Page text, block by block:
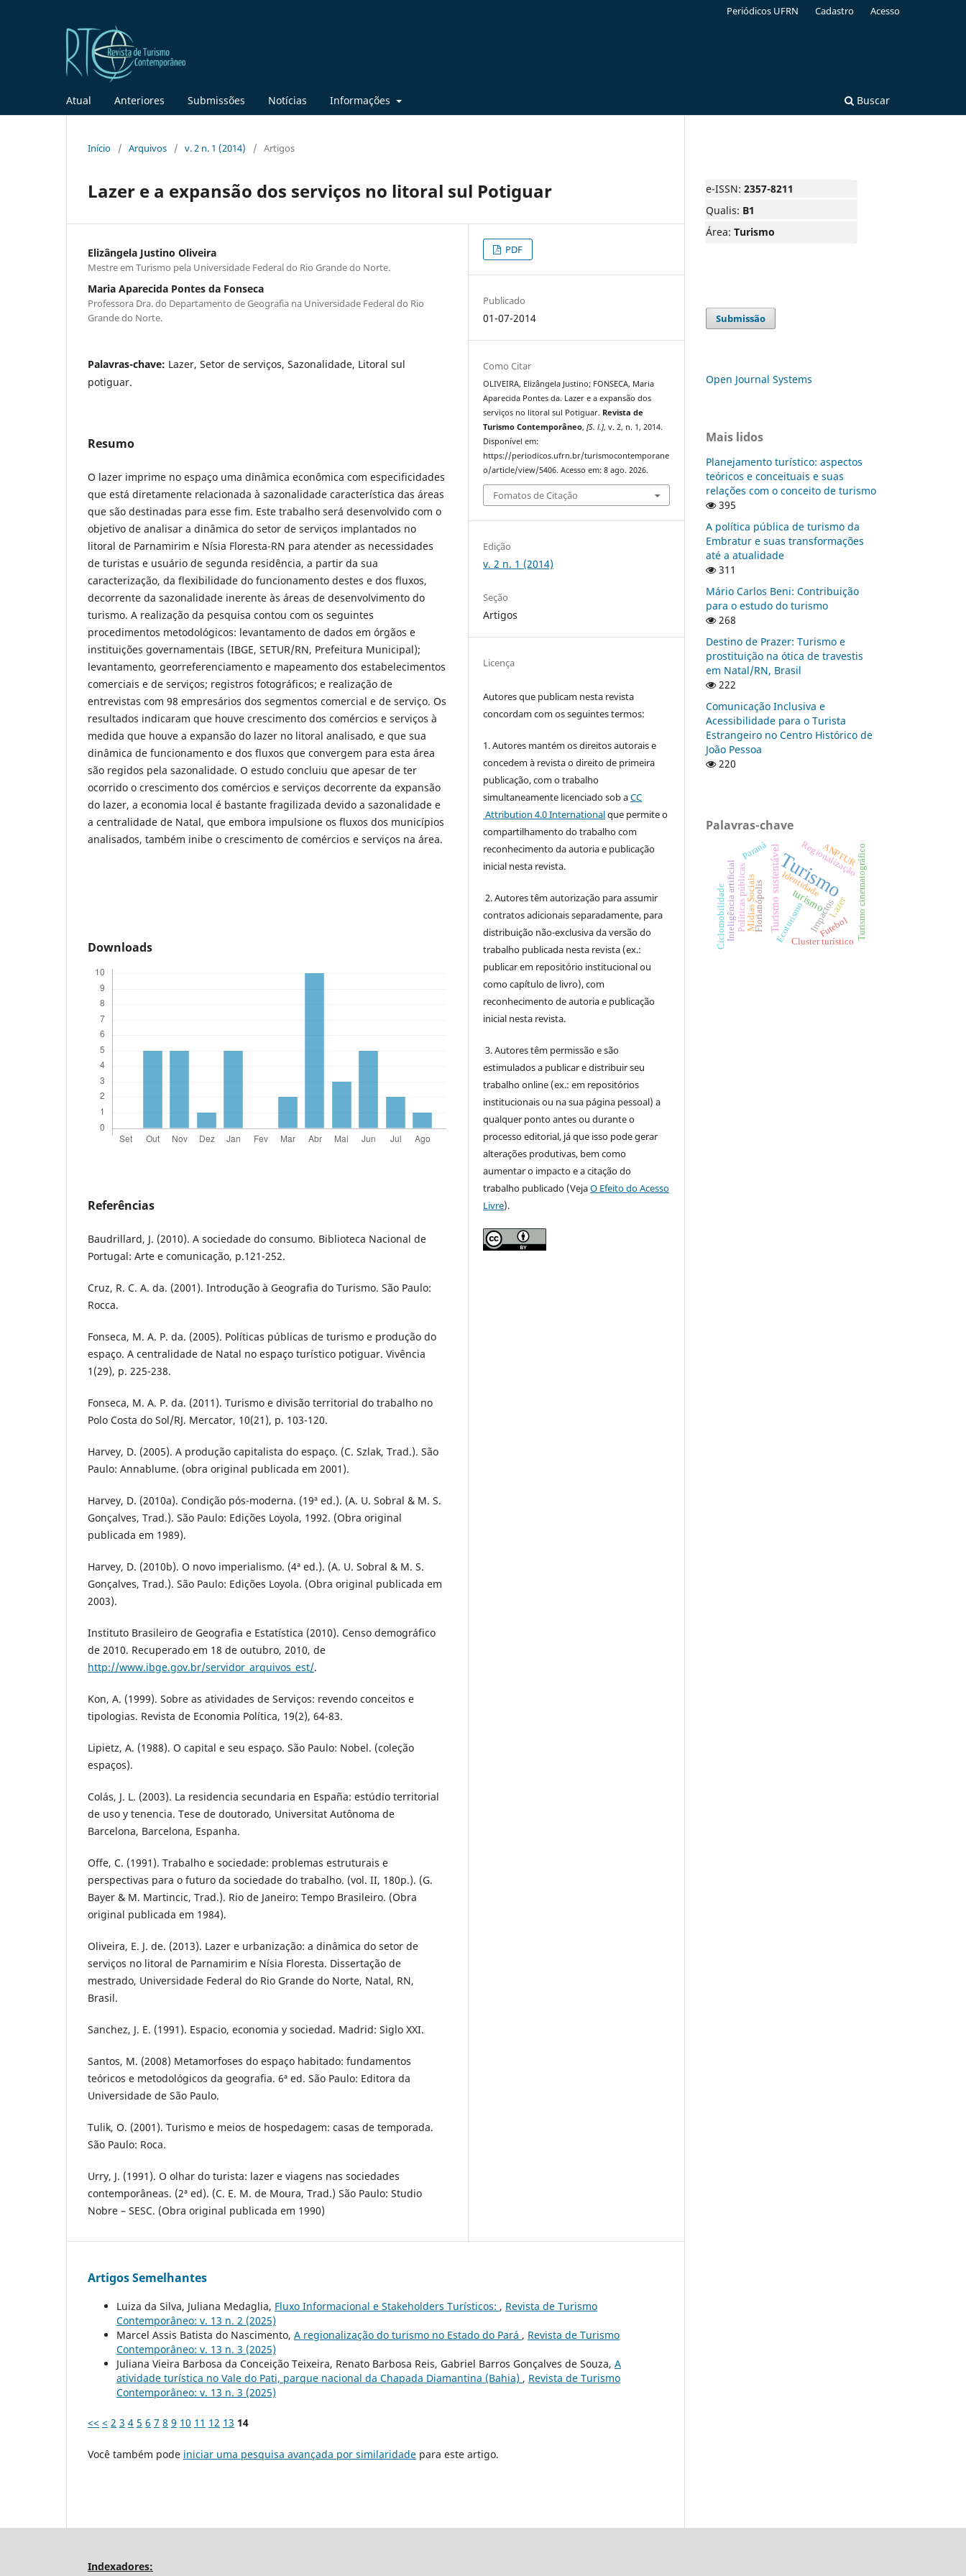
Atual Anteriores Submissões Notícias Informações Buscar
Periódicos UFRN Cadastro Acesso
Início / Arquivos / v. 2 n. 1 (2014) / Artigos
Lazer e a expansão dos serviços no litoral sul Potiguar
Elizângela Justino Oliveira
Mestre em Turismo pela Universidade Federal do Rio Grande do Norte.
Maria Aparecida Pontes da Fonseca
Professora Dra. do Departamento de Geografia na Universidade Federal do Rio
Grande do Norte.
Palavras-chave: Lazer, Setor de serviços, Sazonalidade, Litoral sul
potiguar.
Resumo
O lazer imprime no espaço uma dinâmica econômica com especificidades
que está diretamente relacionada à sazonalidade característica das áreas
que são destinadas para esse fim. Este trabalho será desenvolvido com o
objetivo de analisar a dinâmica do setor de serviços implantados no
litoral de Parnamirim e Nísia Floresta-RN para atender as necessidades
de turistas e usuário de segunda residência, a partir da sua
caracterização, da flexibilidade do funcionamento destes e dos fluxos,
decorrente da sazonalidade inerente às áreas de desenvolvimento do
turismo. A realização da pesquisa contou com os seguintes
procedimentos metodológicos: levantamento de dados em órgãos e
instituições governamentais (IBGE, SETUR/RN, Prefeitura Municipal);
levantamento, georreferenciamento e mapeamento dos estabelecimentos
comerciais e de serviços; registros fotográficos; e realização de
entrevistas com 98 empresários dos segmentos comercial e de serviço. Os
resultados indicaram que houve crescimento dos comércios e serviços à
medida que houve a expansão do lazer no litoral analisado, e que sua
dinâmica de funcionamento e dos fluxos que convergem para esta área
são regidos pela sazonalidade. O estudo concluiu que apesar de ter
ocorrido o crescimento dos comércios e serviços decorrente da expansão
do lazer, a economia local é bastante fragilizada devido a sazonalidade e
a centralidade de Natal, que embora impulsione os fluxos dos municípios
analisados, também inibe o crescimento de comércios e serviços na área.
Downloads
Referências
Baudrillard, J. (2010). A sociedade do consumo. Biblioteca Nacional de
Portugal: Arte e comunicação, p.121-252.
Cruz, R. C. A. da. (2001). Introdução à Geografia do Turismo. São Paulo:
Rocca.
Fonseca, M. A. P. da. (2005). Políticas públicas de turismo e produção do
espaço. A centralidade de Natal no espaço turístico potiguar. Vivência
1(29), p. 225-238.
Fonseca, M. A. P. da. (2011). Turismo e divisão territorial do trabalho no
Polo Costa do Sol/RJ. Mercator, 10(21), p. 103-120.
Harvey, D. (2005). A produção capitalista do espaço. (C. Szlak, Trad.). São
Paulo: Annablume. (obra original publicada em 2001).
Harvey, D. (2010a). Condição pós-moderna. (19ª ed.). (A. U. Sobral & M. S.
Gonçalves, Trad.). São Paulo: Edições Loyola, 1992. (Obra original
publicada em 1989).
Harvey, D. (2010b). O novo imperialismo. (4ª ed.). (A. U. Sobral & M. S.
Gonçalves, Trad.). São Paulo: Edições Loyola. (Obra original publicada em
2003).
Instituto Brasileiro de Geografia e Estatística (2010). Censo demográfico
de 2010. Recuperado em 18 de outubro, 2010, de
http://www.ibge.gov.br/servidor_arquivos_est/.
Kon, A. (1999). Sobre as atividades de Serviços: revendo conceitos e
tipologias. Revista de Economia Política, 19(2), 64-83.
Lipietz, A. (1988). O capital e seu espaço. São Paulo: Nobel. (coleção
espaços).
Colás, J. L. (2003). La residencia secundaria en España: estúdio territorial
de uso y tenencia. Tese de doutorado, Universitat Autônoma de
Barcelona, Barcelona, Espanha.
Offe, C. (1991). Trabalho e sociedade: problemas estruturais e
perspectivas para o futuro da sociedade do trabalho. (vol. II, 180p.). (G.
Bayer & M. Martincic, Trad.). Rio de Janeiro: Tempo Brasileiro. (Obra
original publicada em 1984).
Oliveira, E. J. de. (2013). Lazer e urbanização: a dinâmica do setor de
serviços no litoral de Parnamirim e Nísia Floresta. Dissertação de
mestrado, Universidade Federal do Rio Grande do Norte, Natal, RN,
Brasil.
Sanchez, J. E. (1991). Espacio, economia y sociedad. Madrid: Siglo XXI.
Santos, M. (2008) Metamorfoses do espaço habitado: fundamentos
teóricos e metodológicos da geografia. 6ª ed. São Paulo: Editora da
Universidade de São Paulo.
Tulik, O. (2001). Turismo e meios de hospedagem: casas de temporada.
São Paulo: Roca.
Urry, J. (1991). O olhar do turista: lazer e viagens nas sociedades
contemporâneas. (2ª ed). (C. E. M. de Moura, Trad.) São Paulo: Studio
Nobre – SESC. (Obra original publicada em 1990)
PDF
Publicado
01-07-2014
Como Citar
OLIVEIRA, Elizângela Justino; FONSECA, Maria
Aparecida Pontes da. Lazer e a expansão dos
serviços no litoral sul Potiguar. Revista de
Turismo Contemporâneo,[S. l.], v. 2, n. 1, 2014.
Disponível em:
https://periodicos.ufrn.br/turismocontemporane
o/article/view/5406. Acesso em: 8 ago. 2026.
Fomatos de Citação
Edição
v. 2 n. 1 (2014)
Seção
Artigos
Licença
Autores que publicam nesta revista
concordam com os seguintes termos:
1. Autores mantém os direitos autorais e
concedem à revista o direito de primeira
publicação, com o trabalho
simultaneamente licenciado sob aCC
Attribution 4.0 Internationalque permite o
compartilhamento do trabalho com
reconhecimento da autoria e publicação
inicial nesta revista.
2. Autores têm autorização para assumir
contratos adicionais separadamente, para
distribuição não-exclusiva da versão do
trabalho publicada nesta revista (ex.:
publicar em repositório institucional ou
como capítulo de livro), com
reconhecimento de autoria e publicação
inicial nesta revista.
3. Autores têm permissão e são
estimulados a publicar e distribuir seu
trabalho online (ex.: em repositórios
institucionais ou na sua página pessoal) a
qualquer ponto antes ou durante o
processo editorial, já que isso pode gerar
alterações produtivas, bem como
aumentar o impacto e a citação do
trabalho publicado (VejaO Efeito do Acesso
Livre).
Artigos Semelhantes
Luiza da Silva, Juliana Medaglia, Fluxo Informacional e Stakeholders Turísticos: , Revista de Turismo
Contemporâneo: v. 13 n. 2 (2025)
Marcel Assis Batista do Nascimento, A regionalização do turismo no Estado do Pará , Revista de Turismo
Contemporâneo: v. 13 n. 3 (2025)
Juliana Vieira Barbosa da Conceição Teixeira, Renato Barbosa Reis, Gabriel Barros Gonçalves de Souza, A
atividade turística no Vale do Pati, parque nacional da Chapada Diamantina (Bahia) , Revista de Turismo
Contemporâneo: v. 13 n. 3 (2025)
<< < 2 3 4 5 6 7 8 9 10 11 12 13 14
Você também pode iniciar uma pesquisa avançada por similaridade para este artigo.
e-ISSN: 2357-8211
Qualis: B1
Área: Turismo
Submissão
Open Journal Systems
Mais lidos
Planejamento turístico: aspectos
teóricos e conceituais e suas
relações com o conceito de turismo
395
A política pública de turismo da
Embratur e suas transformações
até a atualidade
311
Mário Carlos Beni: Contribuição
para o estudo do turismo
268
Destino de Prazer: Turismo e
prostituição na ótica de travestis
em Natal/RN, Brasil
222
Comunicação Inclusiva e
Acessibilidade para o Turista
Estrangeiro no Centro Histórico de
João Pessoa
220
Palavras-chave
Turismo
Turismo sustentável turismo
ImpactosLazer
Ecoturismo
Florianópolis Turismo cinematográfico
Mídias Sociais
Políticas públicas
Regionalização
Paraná
Identidade
Futebol
ANPTUR
Inteligência artificial
Ciclomobilidade Cluster turístico
Indexadores: